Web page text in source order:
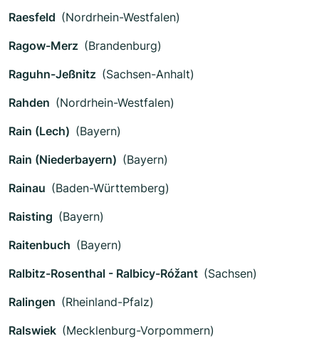
Raesfeld (Nordrhein-Westfalen)
Ragow-Merz (Brandenburg)
Raguhn-Jeßnitz (Sachsen-Anhalt)
Rahden (Nordrhein-Westfalen)
Rain (Lech) (Bayern)
Rain (Niederbayern) (Bayern)
Rainau (Baden-Württemberg)
Raisting (Bayern)
Raitenbuch (Bayern)
Ralbitz-Rosenthal - Ralbicy-Róžant (Sachsen)
Ralingen (Rheinland-Pfalz)
Ralswiek (Mecklenburg-Vorpommern)